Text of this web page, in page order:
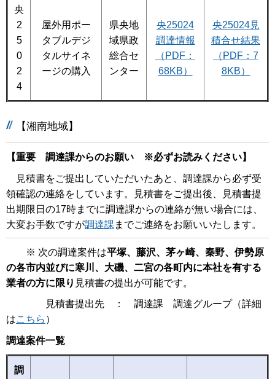
央
2
5
0
2
4
屋外用ポー
タブルデジ
タルサイネ
ージの購入
県央地
域県政
総合セ
ンター
央25024
調達情報
（PDF：
68KB）
央25024見
積合せ結果
（PDF：7
8KB）
【湘南地域】
【重要 調達課からのお願い ※必ずお読みください】
見積書をご提出していただいたあと、調達課から必ず受
領確認の連絡をしています。見積書をご提出後、見積書提
出期限日の17時までに調達課からの連絡が無い場合には、
大変お手数ですが調達課 までご連絡をお願いいたします。
※ 次の調達案件は平塚、藤沢、茅ヶ崎、秦野、伊勢原
の各市内並びに寒川、大磯、二宮の各町内に本社を有する
業者の方に限り 見積書の提出が可能です。
見積書提出先 ： 調達課 調達グループ（詳細
はこちら ）
調達案件一覧
調